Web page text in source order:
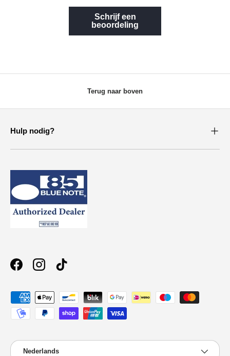
Schrijf een
beoordeling
Terug naar boven
Hulp nodig?
FacebookInstagramTikTok
Geaccepteerde betaalmethoden
Taal
Nederlands